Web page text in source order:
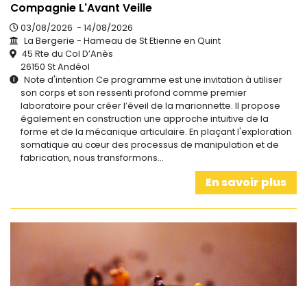
Compagnie L'Avant Veille
03/08/2026 - 14/08/2026
La Bergerie - Hameau de St Etienne en Quint
45 Rte du Col D’Anès
26150 St Andéol
Note d'intention Ce programme est une invitation à utiliser
son corps et son ressenti profond comme premier
laboratoire pour créer l’éveil de la marionnette. Il propose
également en construction une approche intuitive de la
forme et de la mécanique articulaire. En plaçant l'exploration
somatique au cœur des processus de manipulation et de
fabrication, nous transformons…
En savoir plus